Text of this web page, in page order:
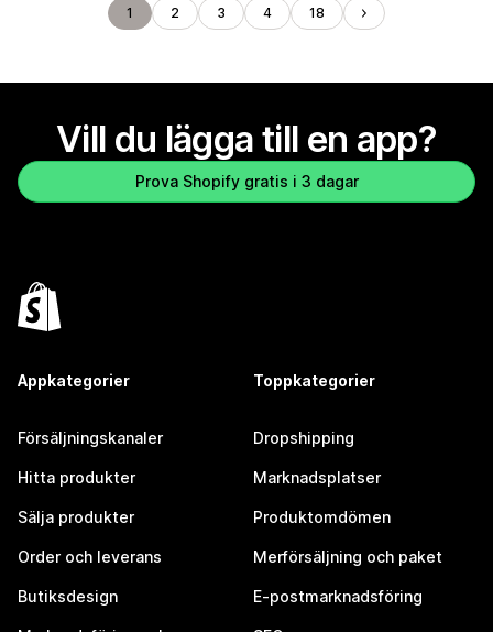
1 2 3 4 18
Vill du lägga till en app?
Prova Shopify gratis i 3 dagar
Appkategorier
Försäljningskanaler
Hitta produkter
Sälja produkter
Order och leverans
Butiksdesign
Toppkategorier
Dropshipping
Marknadsplatser
Produktomdömen
Merförsäljning och paket
E-postmarknadsföring